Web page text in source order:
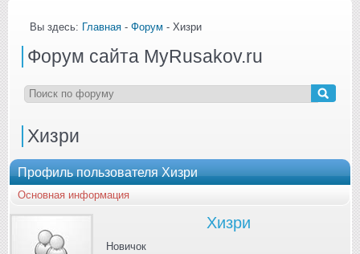
Вы здесь: Главная - Форум - Хизри
Форум сайта MyRusakov.ru
Хизри
Профиль пользователя Хизри
Основная информация
Хизри
Новичок